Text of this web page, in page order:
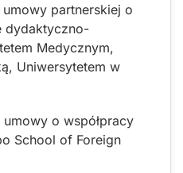
partnerskiej o
dydaktyczno-
Medycznym,
Uniwersytetem w
o współpracy
School of Foreign